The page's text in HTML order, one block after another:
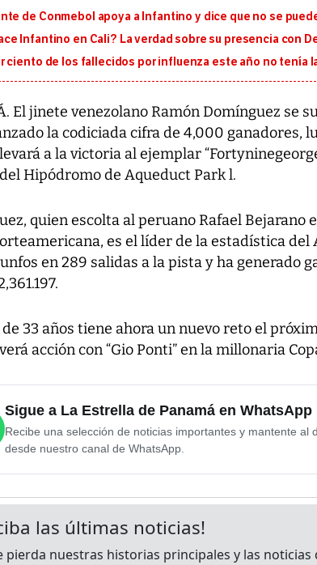
de Conmebol apoya a Infantino y dice que no se
Infantino en Cali? La verdad sobre su presencia con
ciento de los fallecidos por influenza este año no tenía
El jinete venezolano Ramón Domínguez se
la codiciada cifra de 4,000 ganadores,
a la victoria al ejemplar
Hipódromo de Aqueduct Park l.
quien escolta al peruano Rafael Bejarano
es el líder de la estadística del
en 289 salidas a la pista y ha generado
de 33 años tiene ahora un nuevo reto el
acción con “Gio Ponti” en la millonaria
Sigue a La Estrella de Panamá en WhatsApp
Recibe una selección de noticias importantes y mantente al
desde nuestro canal de WhatsApp.
da Silva,